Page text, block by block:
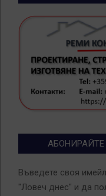
Въведете своя
"Ловеч днес" и да